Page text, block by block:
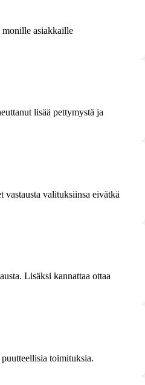
monille asiakkaille
lisää pettymystä ja
vastausta valituksiinsa eivätkä
Lisäksi kannattaa ottaa
toimituksia.